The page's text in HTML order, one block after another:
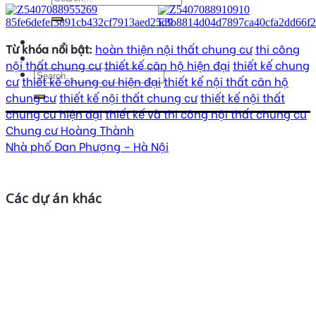
Từ khóa nổi bật: hoàn thiện nội thất chung cưthi công
nội thất chung cưthiết kế căn hộ hiện đại thiết kế chung
cưthiết kế chung cư hiện đạithiết kế nội thất căn hộ
chung cưthiết kế nội thất chung cưthiết kế nội thất
chung cư hiện đạithiết kế và thi công nội thất chung cư
Chung cư Hoàng Thành
Nhà phố Đan Phượng – Hà Nội
Các dự án khác